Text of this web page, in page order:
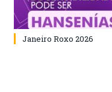
Janeiro Roxo 2026